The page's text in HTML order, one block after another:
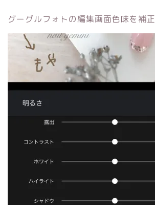
グーグルフォトの編集画面色味を補正